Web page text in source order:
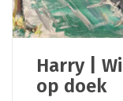
Harry |
op doek